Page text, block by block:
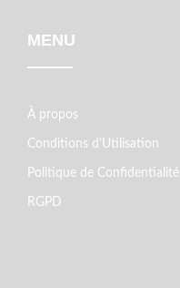
MENU
À propos
Conditions d'Utilisation
Politique de Confidentialité
RGPD